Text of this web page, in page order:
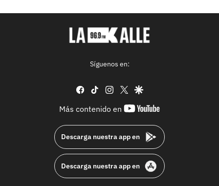
Síguenos en:
facebook
tiktok instagram
twittergoogle
Más contenido en
youtube-
Descarga nuestra app en
Descarga nuestra app en